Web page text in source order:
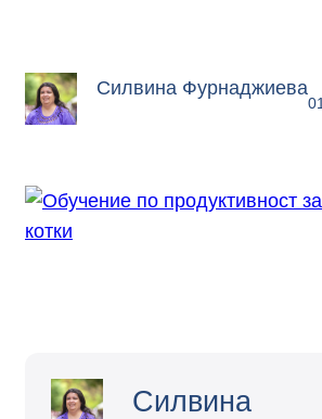
Силвина Фурнаджиева
Силвина